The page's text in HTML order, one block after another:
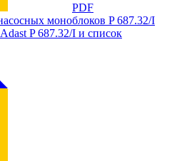
PDF
моноблоков P 687.32/I
P 687.32/I и список